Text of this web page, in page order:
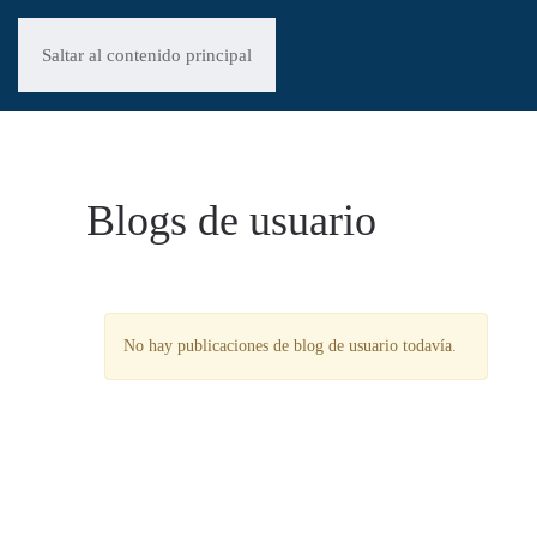
Saltar al contenido principal
Blogs de usuario
No hay publicaciones de blog de usuario todavía.